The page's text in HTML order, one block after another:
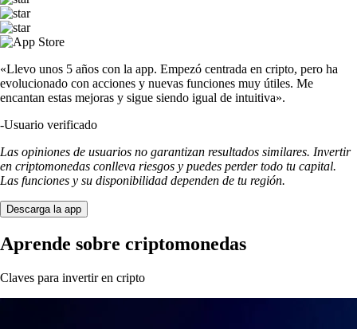
«Llevo unos 5 años con la app. Empezó centrada en cripto, pero ha
evolucionado con acciones y nuevas funciones muy útiles. Me
encantan estas mejoras y sigue siendo igual de intuitiva».
-Usuario verificado
Las opiniones de usuarios no garantizan resultados similares. Invertir
en criptomonedas conlleva riesgos y puedes perder todo tu capital.
Las funciones y su disponibilidad dependen de tu región.
Descarga la app
Aprende sobre criptomonedas
Claves para invertir en cripto